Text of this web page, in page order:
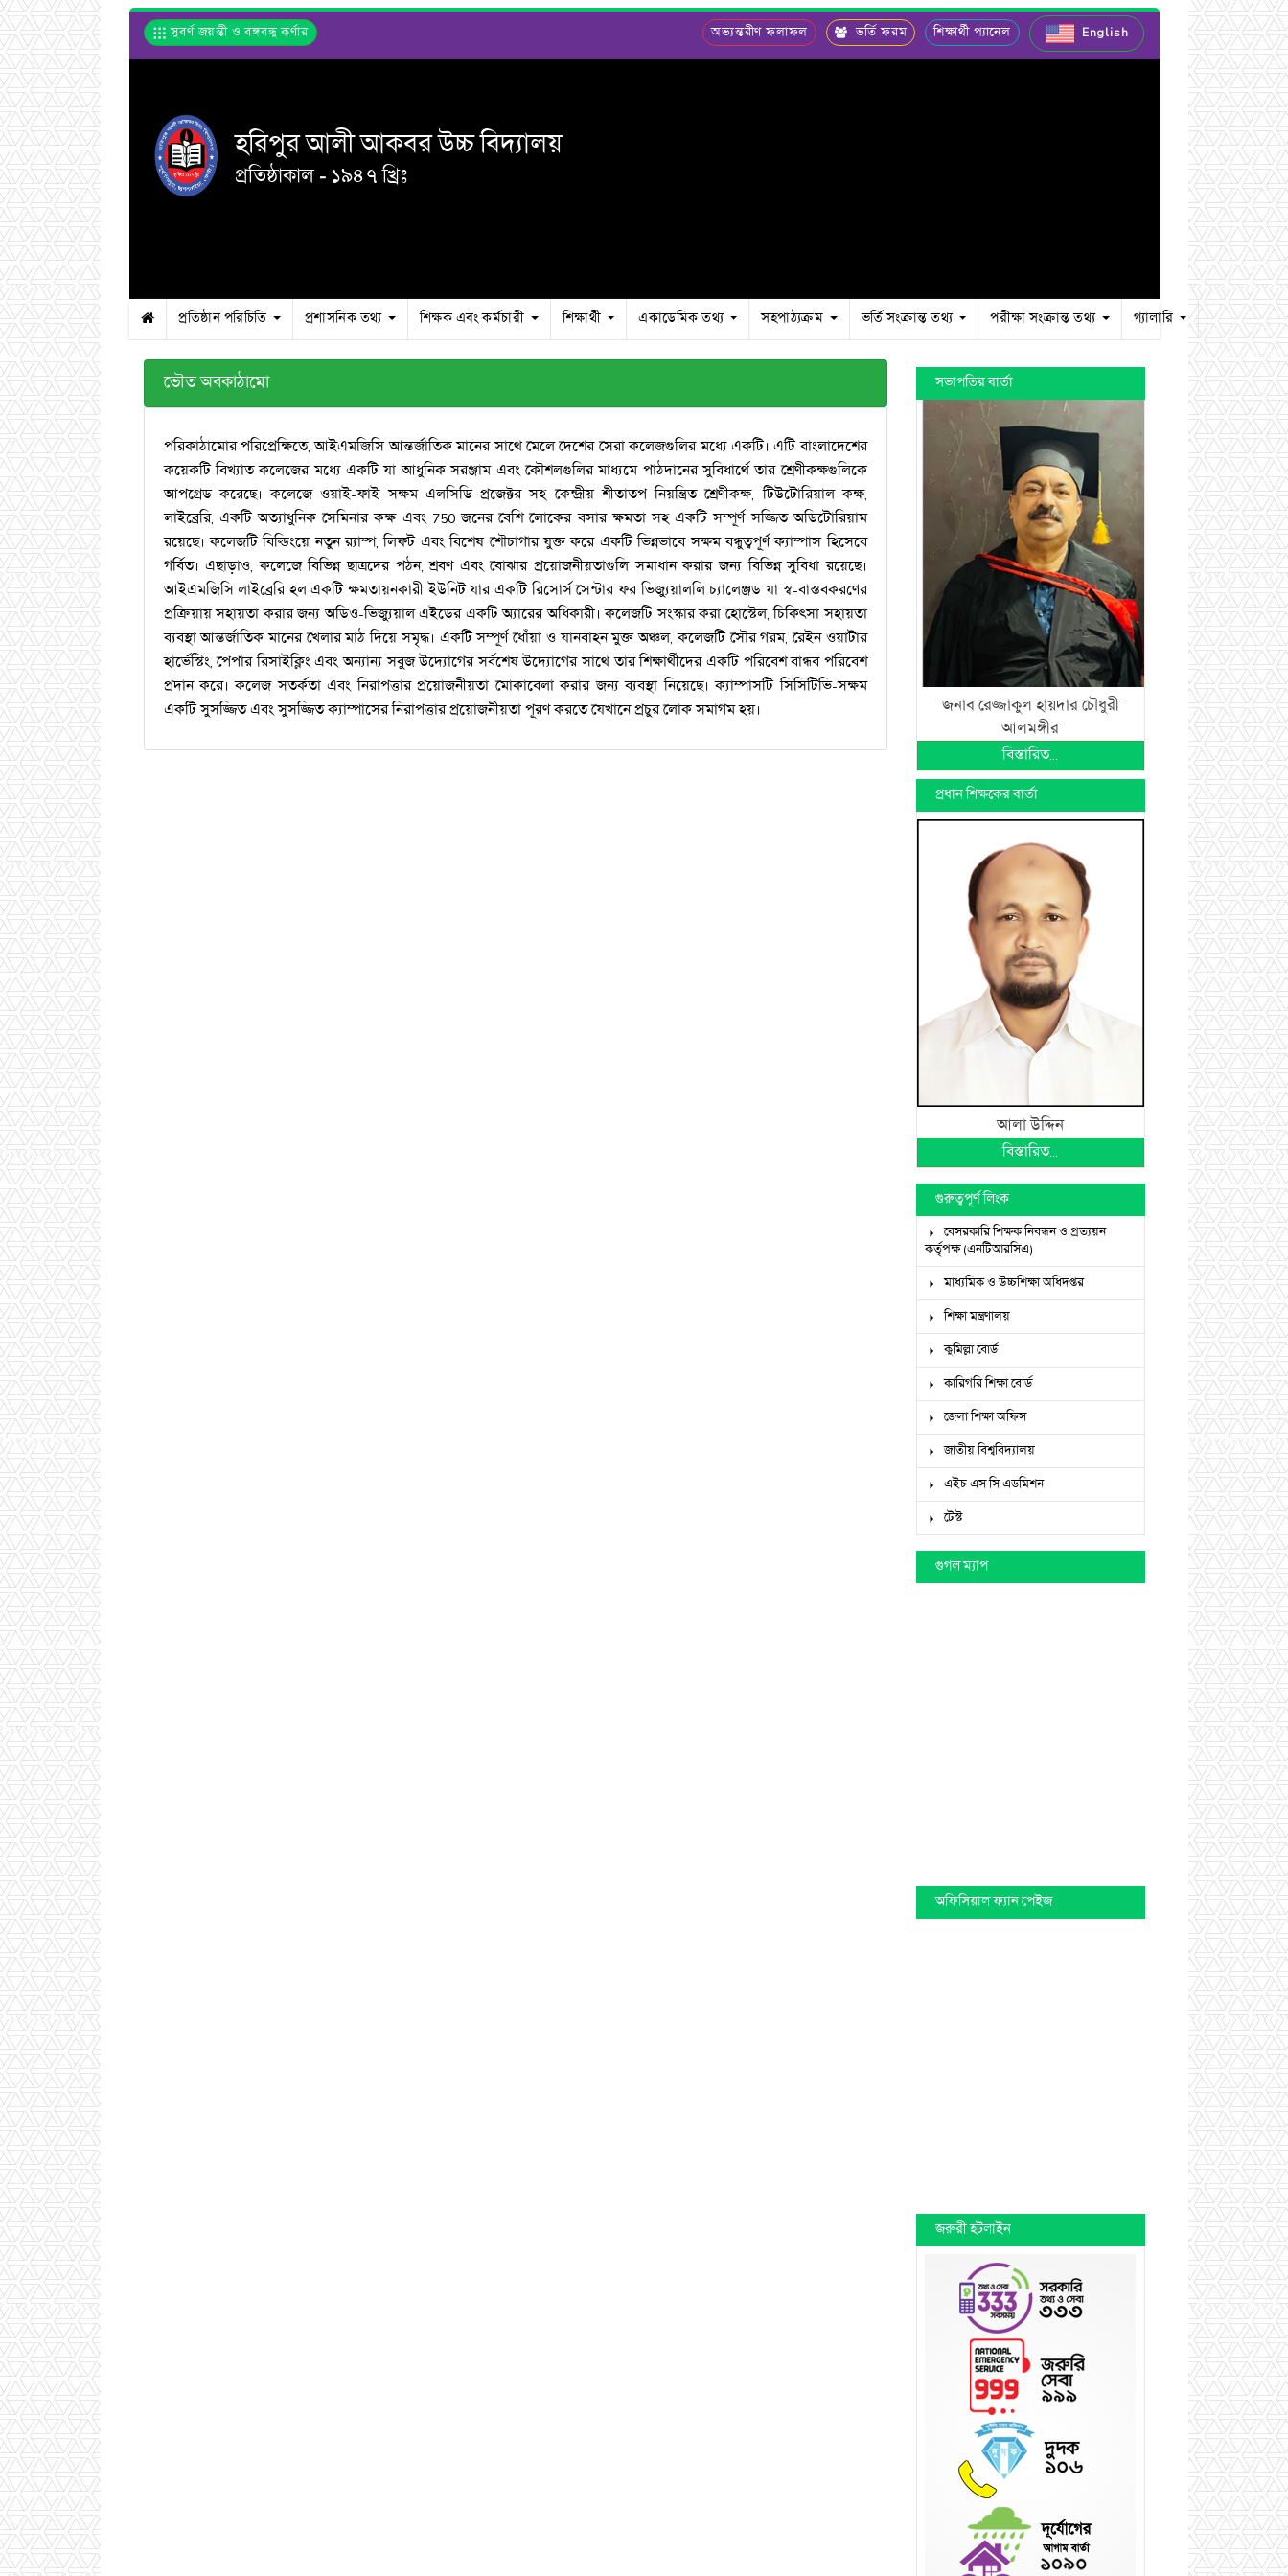
সুবর্ণ জয়ন্তী ও বঙ্গবন্ধু কর্ণার অভ্যন্তরীণ ফলাফল ভর্তি ফরম শিক্ষার্থী প্যানেল English
হরিপুর আলী আকবর উচ্চ বিদ্যালয়
প্রতিষ্ঠাকাল - ১৯৪৭ খ্রিঃ
প্রতিষ্ঠান পরিচিতি প্রশাসনিক তথ্য শিক্ষক এবং কর্মচারী শিক্ষার্থী একাডেমিক তথ্য সহপাঠ্যক্রম ভর্তি সংক্রান্ত তথ্য পরীক্ষা সংক্রান্ত তথ্য গ্যালারি
ভৌত অবকাঠামো
পরিকাঠামোর পরিপ্রেক্ষিতে, আইএমজিসি আন্তর্জাতিক মানের সাথে মেলে দেশের সেরা কলেজগুলির মধ্যে একটি। এটি বাংলাদেশের
কয়েকটি বিখ্যাত কলেজের মধ্যে একটি যা আধুনিক সরঞ্জাম এবং কৌশলগুলির মাধ্যমে পাঠদানের সুবিধার্থে তার শ্রেণীকক্ষগুলিকে
আপগ্রেড করেছে। কলেজে ওয়াই-ফাই সক্ষম এলসিডি প্রজেক্টর সহ কেন্দ্রীয় শীতাতপ নিয়ন্ত্রিত শ্রেণীকক্ষ, টিউটোরিয়াল কক্ষ,
লাইব্রেরি, একটি অত্যাধুনিক সেমিনার কক্ষ এবং 750 জনের বেশি লোকের বসার ক্ষমতা সহ একটি সম্পূর্ণ সজ্জিত অডিটোরিয়াম
রয়েছে। কলেজটি বিল্ডিংয়ে নতুন র‌্যাম্প, লিফট এবং বিশেষ শৌচাগার যুক্ত করে একটি ভিন্নভাবে সক্ষম বন্ধুত্বপূর্ণ ক্যাম্পাস হিসেবে
গর্বিত। এছাড়াও, কলেজে বিভিন্ন ছাত্রদের পঠন, শ্রবণ এবং বোঝার প্রয়োজনীয়তাগুলি সমাধান করার জন্য বিভিন্ন সুবিধা রয়েছে।
আইএমজিসি লাইব্রেরি হল একটি ক্ষমতায়নকারী ইউনিট যার একটি রিসোর্স সেন্টার ফর ভিজ্যুয়াললি চ্যালেঞ্জড যা স্ব-বাস্তবকরণের
প্রক্রিয়ায় সহায়তা করার জন্য অডিও-ভিজ্যুয়াল এইডের একটি অ্যারের অধিকারী। কলেজটি সংস্কার করা হোস্টেল, চিকিৎসা সহায়তা
ব্যবস্থা আন্তর্জাতিক মানের খেলার মাঠ দিয়ে সমৃদ্ধ। একটি সম্পূর্ণ ধোঁয়া ও যানবাহন মুক্ত অঞ্চল, কলেজটি সৌর গরম, রেইন ওয়াটার
হার্ভেস্টিং, পেপার রিসাইক্লিং এবং অন্যান্য সবুজ উদ্যোগের সর্বশেষ উদ্যোগের সাথে তার শিক্ষার্থীদের একটি পরিবেশ বান্ধব পরিবেশ
প্রদান করে। কলেজ সতর্কতা এবং নিরাপত্তার প্রয়োজনীয়তা মোকাবেলা করার জন্য ব্যবস্থা নিয়েছে। ক্যাম্পাসটি সিসিটিভি-সক্ষম
একটি সুসজ্জিত এবং সুসজ্জিত ক্যাম্পাসের নিরাপত্তার প্রয়োজনীয়তা পূরণ করতে যেখানে প্রচুর লোক সমাগম হয়।
সভাপতির বার্তা
জনাব রেজ্জাকুল হায়দার চৌধুরী
আলমঙ্গীর
বিস্তারিত...
প্রধান শিক্ষকের বার্তা
আলা উদ্দিন
বিস্তারিত...
গুরুত্বপূর্ণ লিংক
বেসরকারি শিক্ষক নিবন্ধন ও প্রত্যয়ন
কর্তৃপক্ষ (এনটিআরসিএ)
মাধ্যমিক ও উচ্চশিক্ষা অধিদপ্তর
শিক্ষা মন্ত্রণালয়
কুমিল্লা বোর্ড
কারিগরি শিক্ষা বোর্ড
জেলা শিক্ষা অফিস
জাতীয় বিশ্ববিদ্যালয়
এইচ এস সি এডমিশন
টেস্ট
গুগল ম্যাপ
অফিসিয়াল ফ্যান পেইজ
জরুরী হটলাইন